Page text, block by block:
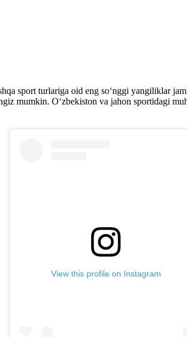
sport turlariga oid eng so‘nggi yangiliklar
mumkin. O‘zbekiston va jahon sportidagi
View this profile on Instagram